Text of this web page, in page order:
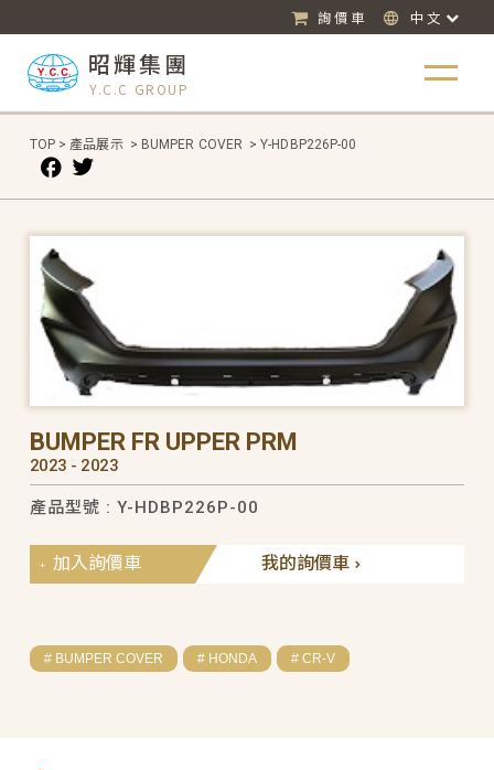
詢價車 中文
昭輝集團
Y.C.C GROUP
TOP > 產品展示 > BUMPER COVER > Y-HDBP226P-00
BUMPER FR UPPER PRM
2023 - 2023
產品型號 : Y-HDBP226P-00
我的詢價車
加入詢價車
# BUMPER COVER # HONDA # CR-V